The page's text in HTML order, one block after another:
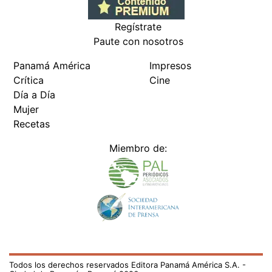
Regístrate
Paute con nosotros
Panamá América
Crítica
Día a Día
Mujer
Recetas
Impresos
Cine
Miembro de:
Todos los derechos reservados Editora Panamá América S.A. -